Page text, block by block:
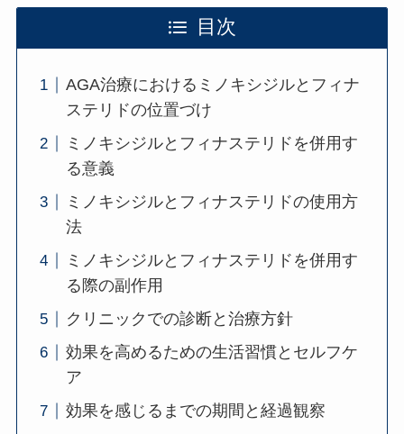
目次
AGA治療におけるミノキシジルとフィナ
ステリドの位置づけ
ミノキシジルとフィナステリドを併用す
る意義
ミノキシジルとフィナステリドの使用方
法
ミノキシジルとフィナステリドを併用す
る際の副作用
クリニックでの診断と治療方針
効果を高めるための生活習慣とセルフケ
ア
効果を感じるまでの期間と経過観察